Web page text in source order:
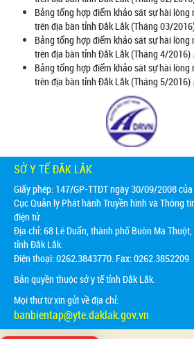
Bảng tổng hợp điểm khảo sát sự hài lòng
trên địa bàn tỉnh Đắk Lắk (Tháng 03/
Bảng tổng hợp điểm khảo sát sự hài lòng
trên địa bàn tỉnh Đắk Lắk (Tháng 4/2016)
Bảng tổng hợp điểm khảo sát sự hài lòng
trên địa bàn tỉnh Đắk Lắk (Tháng 5/2016)
SỞ Y TẾ ĐẮK LẮK
Giấy phép: 147/GP-TTĐT ngày 30/09/2008 của
Cục Quản lý Phát hành Truyền hình và Thông
điện tử
Địa chỉ:68 Lê Duẩn, thành phố Buôn Ma Thuột,
tỉnh Đắk Lắk.
Điện thoại: 0262.3843770. Fax: 0262.3852209
Bản quyền thuộc sở y tế tỉnh Đắk Lắk.
Mọi thư từ xin gửi về địa chỉ:
banbientap@yte.daklak.gov.vn